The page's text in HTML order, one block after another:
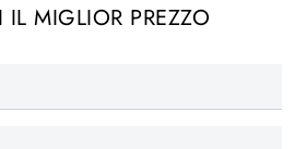
IL MIGLIOR PREZZO